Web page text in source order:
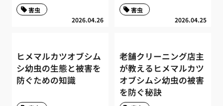
2026.04.26
害虫
2026.04.25
害虫
ヒメマルカツオブシム
シ幼虫の生態と被害を
防ぐための知識
老舗クリーニング店主
が教えるヒメマルカツ
オブシムシ幼虫の被害
を防ぐ秘訣